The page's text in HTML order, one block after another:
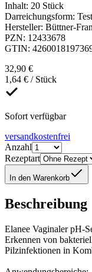
Inhalt: 20 Stück
Darreichungsform: Test
Hersteller: Büttner-
PZN: 12433678
GTIN:
32,90 €
1,64 € / Stück
Sofort verfügbar
versandkostenfrei
Anzahl
Rezeptart
In den Warenkorb
Beschreibung
Elanee Vaginaler pH-
Erkennen von
Pilzinfektionen in